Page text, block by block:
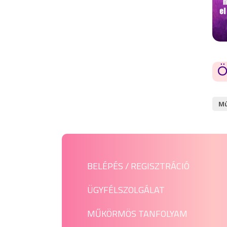
BELÉPÉS / REGISZTRÁCIÓ
ÜGYFÉLSZOLGÁLAT
MŰKÖRMÖS TANFOLYAM